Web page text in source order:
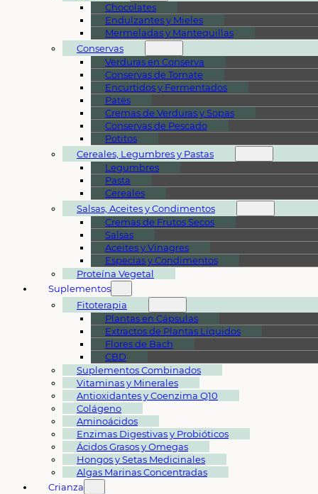
Chocolates
Endulzantes y Mieles
Mermeladas y Mantequillas
Conservas
Verduras en Conserva
Conservas de Tomate
Encurtidos y Fermentados
Patés
Cremas de Verduras y Sopas
Conservas de Pescado
Potitos
Cereales, Legumbres y Pastas
Legumbres
Pasta
Cereales
Salsas, Aceites y Condimentos
Cremas de Frutos Secos
Salsas
Aceites y Vinagres
Especias y Condimentos
Proteína Vegetal
Suplementos
Fitoterapia
Plantas en Cápsulas
Extractos de Plantas Líquidos
Flores de Bach
CBD
Suplementos Combinados
Vitaminas y Minerales
Antioxidantes y Coenzima Q10
Colágeno
Aminoácidos
Enzimas Digestivas y Probióticos
Ácidos Grasos y Omegas
Hongos y Setas Medicinales
Algas Marinas Concentradas
Crianza